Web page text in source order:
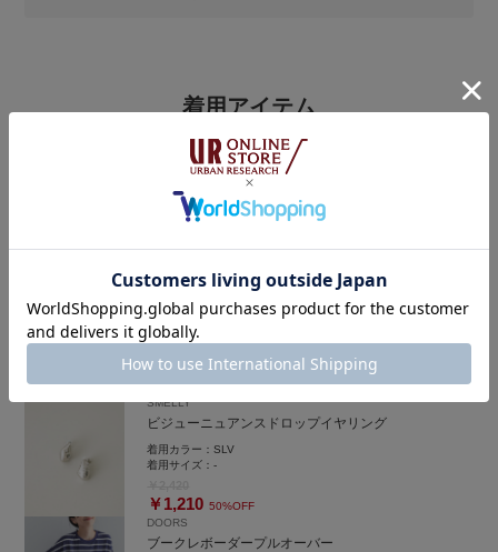
私の体型でちょうど膝くらいの着丈です！
ワイドなシルエットで一見個性的にも見えますが、
脚まわりにゆとりがあることで、すっきり細見えするバランスに◎
ハーフパンツに抵抗のある方でも取り入れやすい1本です☺️💭
着用アイテム
『スタッフ企画』ハーフカーゴパンツ
着用カラー：BLACK
着用サイズ：
DOORS
ウォッシャブルミニショルダー
着用カラー：
着用サイズ：-
￥7,150
SMELLY
ビジューニュアンスドロップイヤリング
着用カラー：SLV
着用サイズ：-
￥1,210 50%OFF
DOORS
ブークレボーダープルオーバー